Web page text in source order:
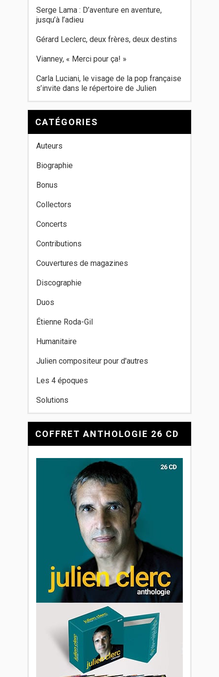
Serge Lama : D’aventure en aventure,
jusqu’à l’adieu
Gérard Leclerc, deux frères, deux destins
Vianney, « Merci pour ça! »
Carla Luciani, le visage de la pop française
s’invite dans le répertoire de Julien
CATÉGORIES
Auteurs
Biographie
Bonus
Collectors
Concerts
Contributions
Couvertures de magazines
Discographie
Duos
Étienne Roda-Gil
Humanitaire
Julien compositeur pour d'autres
Les 4 époques
Solutions
COFFRET ANTHOLOGIE 26 CD